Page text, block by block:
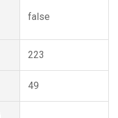
false
223
49